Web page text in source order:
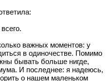
важных моментов: у
в одиночестве. Помимо
бывать больше нигде,
И последнее: я надеюсь,
о нашем маленьком